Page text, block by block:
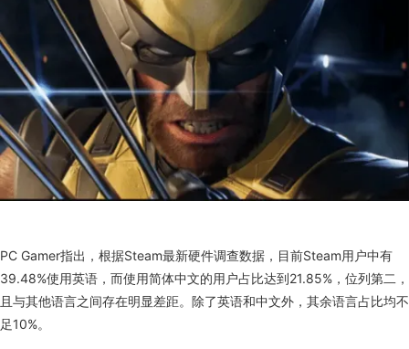
PC Gamer指出，根据Steam最新硬件调查数据，目前Steam用户中有
39.48%使用英语，而使用简体中文的用户占比达到21.85%，位列第二，
且与其他语言之间存在明显差距。除了英语和中文外，其余语言占比均不
足10%。